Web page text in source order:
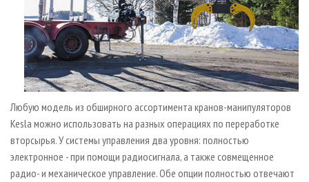
Любую модель из обширного ассортимента кранов-манипуляторов
Kesla можно использовать на разных операциях по переработке
вторсырья. У системы управления два уровня: полностью
электронное - при помощи радиосигнала, а также совмещенное
радио- и механическое управление. Обе опции полностью отвечают